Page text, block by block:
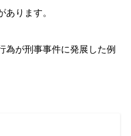
あります。
為が刑事事件に発展した例